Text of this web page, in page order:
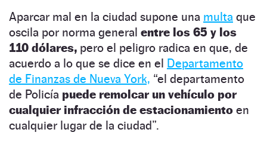
Aparcar mal en la ciudad supone una multa que
oscila por norma general entre los 65 y los
110 dólares, pero el peligro radica en que, de
acuerdo a lo que se dice en el Departamento
de Finanzas de Nueva York, “el departamento
de Policía puede remolcar un vehículo por
cualquier infracción de estacionamiento en
cualquier lugar de la ciudad”.